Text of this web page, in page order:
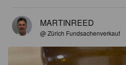
MARTINREED
@ Zürich Fundsachenverkauf